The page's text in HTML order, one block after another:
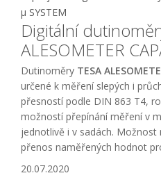
Digitální
ALESOMETER
Dutinoměry TESA
určené k měření slepých i
přesností podle DIN 863 T4,
možností přepínání měření v
jednotlivě i v sadách.
přenos naměřených hodnot
20.07.2020